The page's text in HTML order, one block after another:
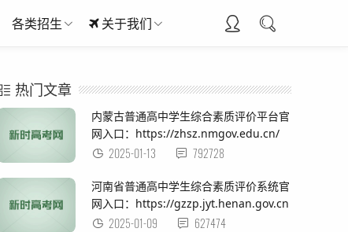
各类招生 关于我们
热门文章
内蒙古普通高中学生综合素质评价平台官
网入口：https://zhsz.nmgov.edu.cn/
2025-01-13 792728
河南省普通高中学生综合素质评价系统官
网入口：https://gzzp.jyt.henan.gov.cn
2025-01-09 627474